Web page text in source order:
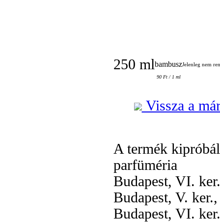
250 mlbambuszJelenleg nem
90 Ft / 1 ml
Vissza a
A termék
parfüméria
Budapest, VI.
Budapest, V.
Budapest, VI.